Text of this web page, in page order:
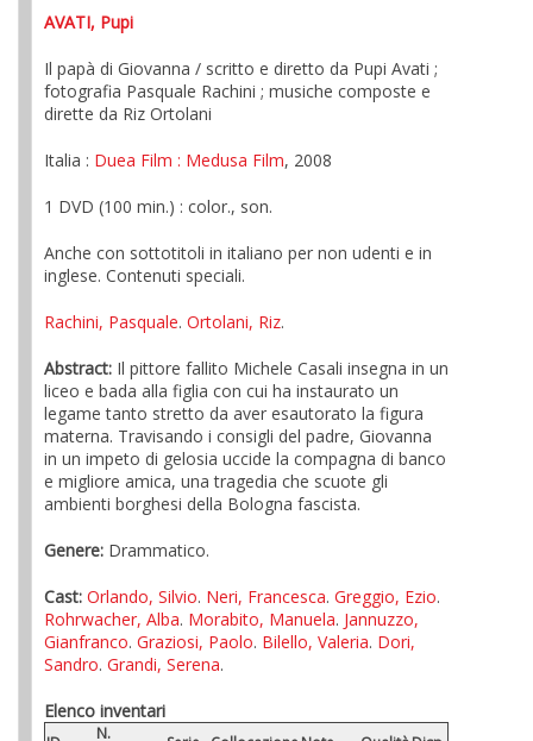
AVATI, Pupi
Il papà di Giovanna / scritto e diretto da Pupi Avati ;
fotografia Pasquale Rachini ; musiche composte e
dirette da Riz Ortolani
Italia : Duea Film : Medusa Film, 2008
1 DVD (100 min.) : color., son.
Anche con sottotitoli in italiano per non udenti e in
inglese. Contenuti speciali.
Rachini, Pasquale. Ortolani, Riz.
Abstract: Il pittore fallito Michele Casali insegna in un
liceo e bada alla figlia con cui ha instaurato un
legame tanto stretto da aver esautorato la figura
materna. Travisando i consigli del padre, Giovanna
in un impeto di gelosia uccide la compagna di banco
e migliore amica, una tragedia che scuote gli
ambienti borghesi della Bologna fascista.
Genere: Drammatico.
Cast: Orlando, Silvio. Neri, Francesca. Greggio, Ezio.
Rohrwacher, Alba. Morabito, Manuela. Jannuzzo,
Gianfranco. Graziosi, Paolo. Bilello, Valeria. Dori,
Sandro. Grandi, Serena.
Elenco inventari
N.